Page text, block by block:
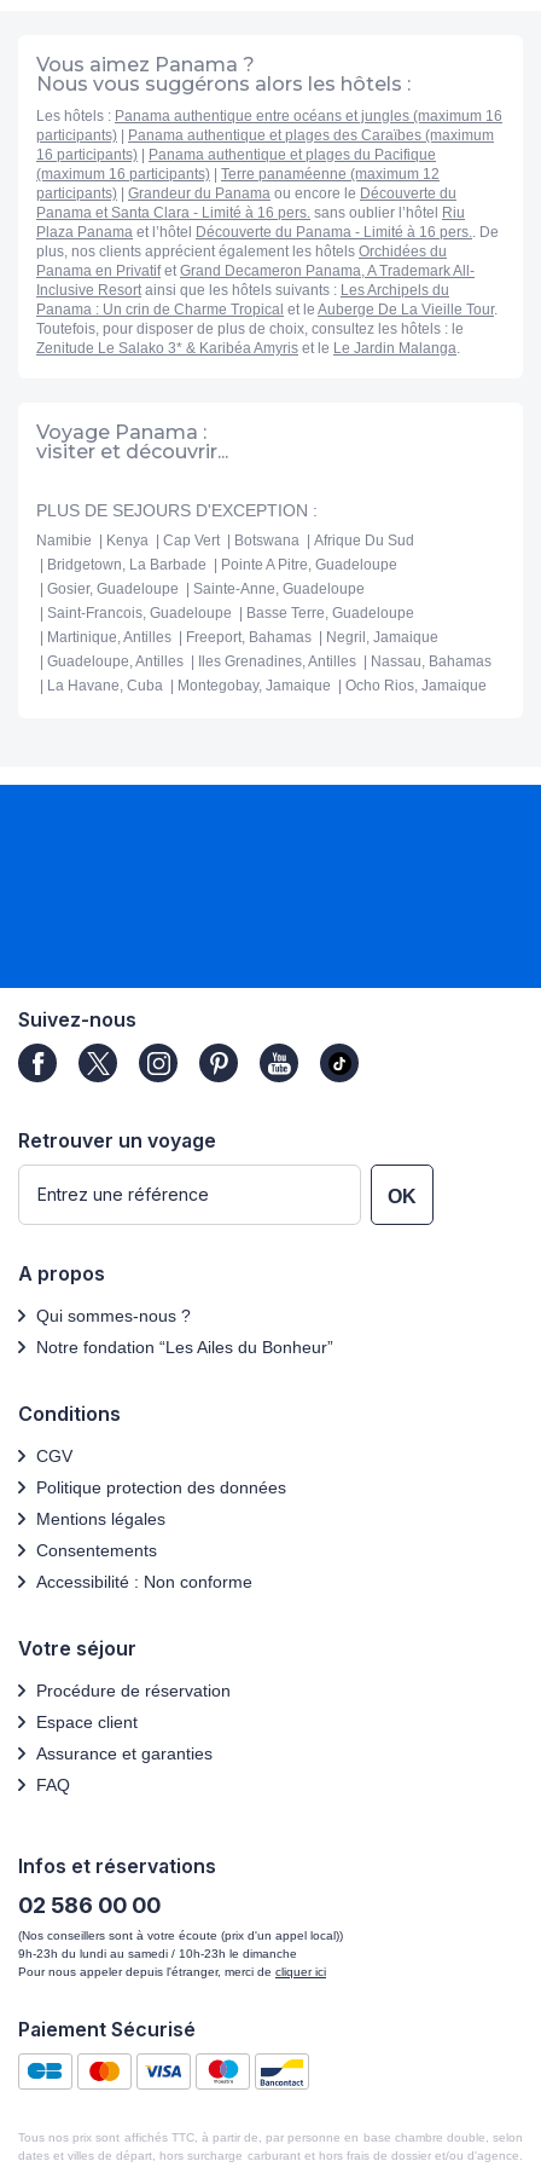
beau, Nous allons y retourner
Vous aimez Panama ?
Nous vous suggérons alors les hôtels :
Les hôtels : Panama authentique entre océans et jungles (maximum 16
participants)
Panama authentique et plages des Caraïbes (maximum
16 participants)
Panama authentique et plages du Pacifique
(maximum 16 participants)
Terre panaméenne (maximum 12
participants)
Grandeur du Panama ou encore le Découverte du
Panama et Santa Clara - Limité à 16 pers. sans oublier l’hôtel
Riu
Plaza Panama et l’hôtel Découverte du Panama - Limité à 16 pers.. De
plus, nos clients apprécient également les hôtels Orchidées du
Panama en PrivatifetGrand Decameron Panama, A Trademark All-
Inclusive Resortainsi que les hôtels suivants : Les Archipels du
Panama : Un crin de Charme Tropical et le Auberge De La Vieille Tour.
Toutefois, pour disposer de plus de choix, consultez les hôtels : le
Zenitude Le Salako 3* & Karibéa Amyris et le Le Jardin Malanga.
Voyage Panama :
visiter et découvrir...
PLUS DE SEJOURS D'EXCEPTION :
Namibie Kenya Cap Vert Botswana
Afrique Du Sud
Bridgetown, La Barbade
Pointe A Pitre, Guadeloupe
Gosier, Guadeloupe
Sainte-Anne, Guadeloupe
Saint-Francois, Guadeloupe
Basse Terre, Guadeloupe
Martinique, Antilles
Freeport, Bahamas
Negril, Jamaique
Guadeloupe, Antilles
Iles Grenadines, Antilles
Nassau, Bahamas
La Havane, Cuba
Montegobay, Jamaique Ocho Rios, Jamaique
Suivez-nous
Retrouver un voyage
OK
A propos
Qui sommes-nous ?
Notre fondation “Les Ailes du Bonheur”
Conditions
CGV
Politique protection des données
Mentions légales
Consentements
Accessibilité : Non conforme
Votre séjour
Procédure de réservation
Espace client
Assurance et garanties
FAQ
Infos et réservations
02 586 00 00
(Nos conseillers sont à votre écoute (prix d'un appel local))
9h-23h du lundi au samedi / 10h-23h le dimanche
Pour nous appeler depuis l'étranger, merci de cliquer ici
Paiement Sécurisé
Tous nos prix sont affichés TTC, à partir de, par personne en base chambre double, selon
dates et villes de départ, hors surcharge carburant et hors frais de dossier et/ou d'agence.